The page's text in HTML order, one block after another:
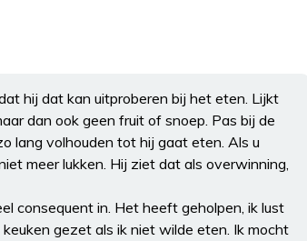
hij dat kan uitproberen bij het eten. Lijkt
dan ook geen fruit of snoep. Pas bij de
lang volhouden tot hij gaat eten. Als u
meer lukken. Hij ziet dat als overwinning,
consequent in. Het heeft geholpen, ik lust
gezet als ik niet wilde eten. Ik mocht